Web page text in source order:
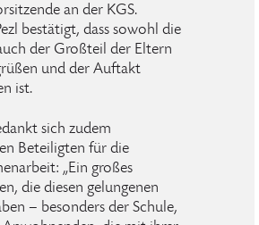
an der KGS.
bestätigt, dass sowohl die
der Großteil der Eltern
und der Auftakt
ist.
sich zudem
Beteiligten für die
„Ein großes
die diesen gelungenen
– besonders der Schule,